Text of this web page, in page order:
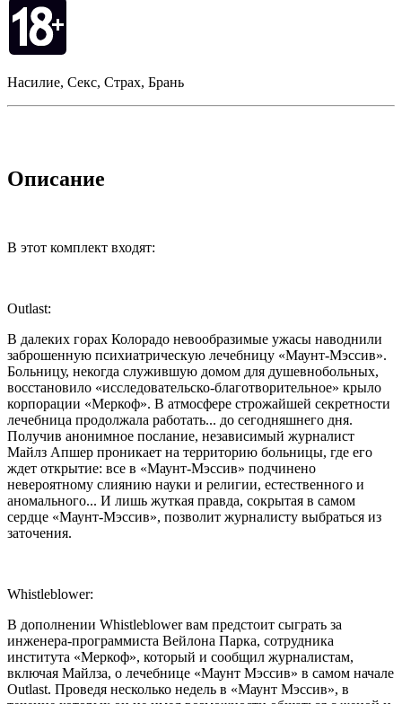
Насилие, Секс, Страх, Брань
Описание
В этот комплект входят:
Outlast:
В далеких горах Колорадо невообразимые ужасы наводнили
заброшенную психиатрическую лечебницу «Маунт-Мэссив».
Больницу, некогда служившую домом для душевнобольных,
восстановило «исследовательско-благотворительное» крыло
корпорации «Меркоф». В атмосфере строжайшей секретности
лечебница продолжала работать... до сегодняшнего дня.
Получив анонимное послание, независимый журналист
Майлз Апшер проникает на территорию больницы, где его
ждет открытие: все в «Маунт-Мэссив» подчинено
невероятному слиянию науки и религии, естественного и
аномального... И лишь жуткая правда, сокрытая в самом
сердце «Маунт-Мэссив», позволит журналисту выбраться из
заточения.
Whistleblower:
В дополнении Whistleblower вам предстоит сыграть за
инженера-программиста Вейлона Парка, сотрудника
института «Меркоф», который и сообщил журналистам,
включая Майлза, о лечебнице «Маунт Мэссив» в самом начале
Outlast. Проведя несколько недель в «Маунт Мэссив», в